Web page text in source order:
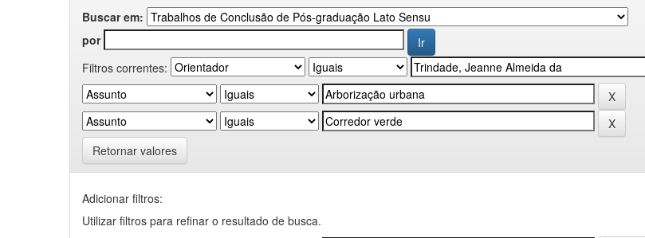
Buscar em:
por
Filtros correntes:
Retornar valores
Adicionar filtros:
Utilizar filtros para refinar o resultado de busca.